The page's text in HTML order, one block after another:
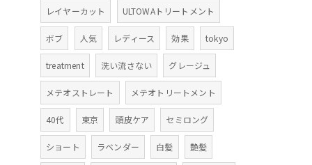
レイヤーカット ULTOWAトリートメント
ボブ 人気 レディース 効果 tokyo
treatment 洗い流さない グレージュ
メテオストレート メテオトリートメント
40代 東京 頭皮ケア セミロング
ショート ラベンダー 白髪 艶髪